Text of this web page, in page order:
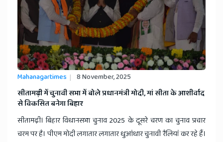
Mahanagartimes 8 November, 2025
​सीतामढ़ी में चुनावी सभा में बोले प्रधानमंत्री मोदी, मां सीता के आशीर्वाद
से विकसित बनेगा बिहार
सीतामढ़ी। बिहार विधानसभा चुनाव 2025 के दूसरे चरण का चुनाव प्रचार
चरम पर है। पीएम मोदी लगातार लगातार धुआंधार चुनावी रैलियां कर रहे हैं।